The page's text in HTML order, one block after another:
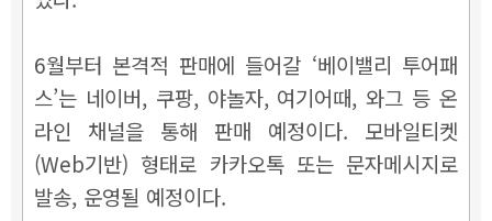
6월부터 본격적 판매에 들어갈 ‘베이밸리 투어패
스’는 네이버, 쿠팡, 야놀자, 여기어때, 와그 등 온
라인 채널을 통해 판매 예정이다. 모바일티켓
(Web기반) 형태로 카카오톡 또는 문자메시지로
발송, 운영될 예정이다.